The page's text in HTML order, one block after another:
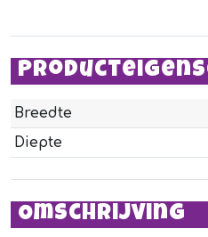
Breedte
Diepte
Omschrijving